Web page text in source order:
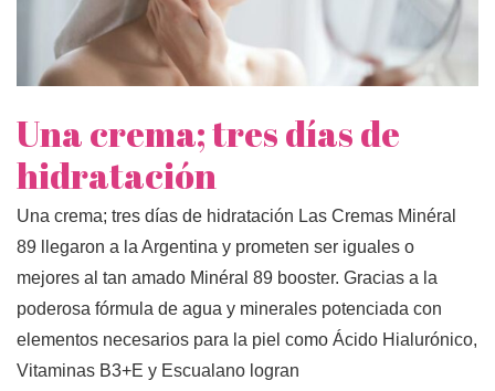
Una crema; tres días de
hidratación
Una crema; tres días de hidratación Las Cremas Minéral
89 llegaron a la Argentina y prometen ser iguales o
mejores al tan amado Minéral 89 booster. Gracias a la
poderosa fórmula de agua y minerales potenciada con
elementos necesarios para la piel como Ácido Hialurónico,
Vitaminas B3+E y Escualano logran